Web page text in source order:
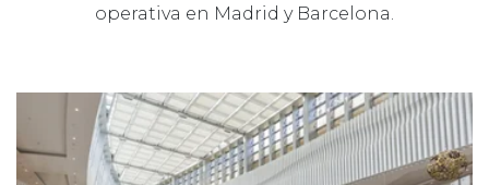
operativa en Madrid y Barcelona.